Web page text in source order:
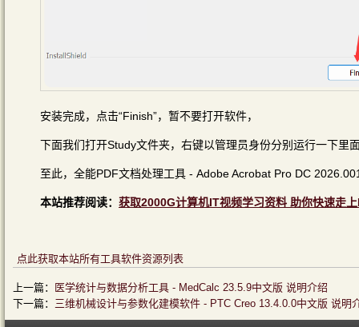
安装完成，点击“Finish”，暂不要打开软件，
下面我们打开Study文件夹，右键以管理员身份分别运行一下
至此，全能PDF文档处理工具 - Adobe Acrobat Pro DC
本站推荐阅读： 获取2000G计算机IT视频学习资料 助你快速走
点此获取本站所有工具软件资源列表
上一篇：
医学统计与数据分析工具 - MedCalc 23.5.9中文版 说明介绍
下一篇： 三维机械设计与参数化建模软件 - PTC Creo 13.4.0.0中文版 说明